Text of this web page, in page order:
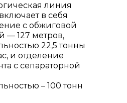
линия
в себя
с обжиговой
— 127 метров,
22,5 тонны
и отделение
с сепараторной
– 100 тонн